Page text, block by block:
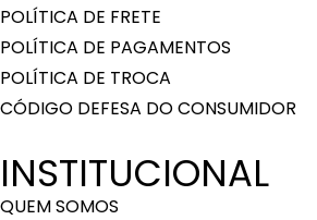
POLÍTICA DE FRETE
POLÍTICA DE PAGAMENTOS
POLÍTICA DE TROCA
CÓDIGO DEFESA DO CONSUMIDOR
INSTITUCIONAL
QUEM SOMOS